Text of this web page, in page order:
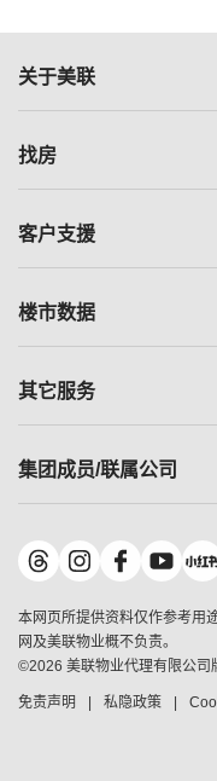
关于美联
美联集团
人才招募
找房
一手新房
减价
美联豪宅
独家楼盘
租房
客户支援
自助放盘
查询热线
按揭计算机
负担能力计算机
转按计算机
缴款方式
楼市数据
指数
历史成交
小区成交排行榜
地区百科
其它服务
小区专页
美联精英会
美善会
地产经纪人管理协会
申报已递交的购楼开盘
集团成员/联属公司
美联物业
鋑联控股*
美联工商铺*
美联中国
美联澳门
美联金融集团
本网页所提供资料仅作参考用
网及美联物业概不负责。
©2026 美联物业代理有限公司
免责声明 私隐政策